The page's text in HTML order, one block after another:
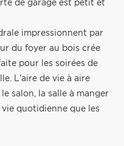
de garage est petit et
impressionnent par
du foyer au bois crée
pour les soirées de
L'aire de vie à aire
salon, la salle à manger
quotidienne que les